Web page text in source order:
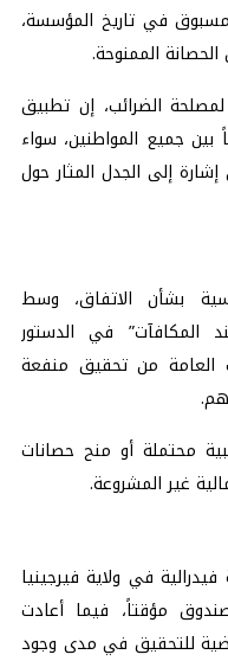
في تاريخ المؤسسة،
الممنوحة.
الضرائب، إن تطبيق
بين جميع المواطنين، سواء
إلى الجدل المثار حول
بشأن الاتفاق، وسط
المكافآت” في الدستور
العامة من تحقيق منفعة
محتملة أو منح حصانات
غير المشروعة.
في ولاية فيرجينيا
مؤقتاً، فيما أعادت
للتحقيق في مدى وجود